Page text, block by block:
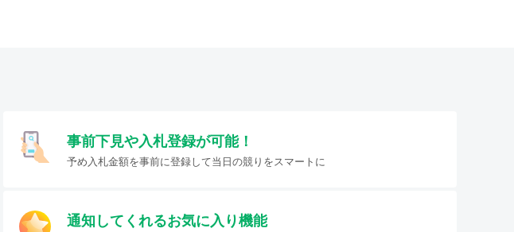
事前下見や入札登録が可能！
予め入札金額を事前に登録して当日の競りをスマートに
通知してくれるお気に入り機能